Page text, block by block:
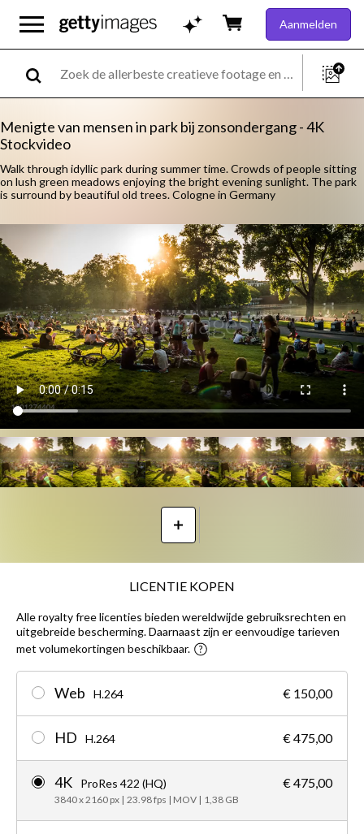
Aanmelden
Menigte van mensen in park bij zonsondergang - 4K
Stockvideo
Walk through idyllic park during summer time. Crowds of people sitting
on lush green meadows enjoying the bright evening sunlight. The park
is surround by beautiful old trees. Cologne in Germany
LICENTIE KOPEN
Alle royalty free licenties bieden wereldwijde gebruiksrechten en
uitgebreide bescherming. Daarnaast zijn er eenvoudige tarieven
met volumekortingen beschikbaar.
Web H.264 € 150,00
HD H.264 € 475,00
4K ProRes 422 (HQ)
3840 x 2160 px | 23.98 fps | MOV | 1,38 GB
€ 475,00